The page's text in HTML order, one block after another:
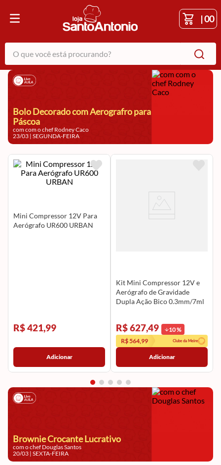
|00
O que você está procurando?
Bolo Decorado com Aerografro para
Páscoa
com com o chef Rodney Caco
23/03 | SEGUNDA-FEIRA
Mini Compressor 12V Para
Aerógrafo UR600 URBAN
R$ 421,99
Adicionar
Kit Mini Compressor 12V e
Aerógrafo de Gravidade
Dupla Ação Bico 0.3mm/7ml
R$ 627,49 10%
R$ 564,99
Clube da Meire
Adicionar
Brownie Crocante Lucrativo
com o chef Douglas Santos
20/03 | SEXTA-FEIRA